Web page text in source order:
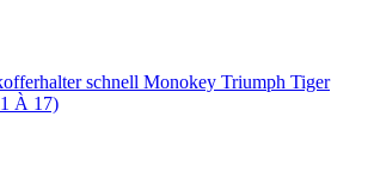
schnell Monokey Triumph Tiger
À 17)